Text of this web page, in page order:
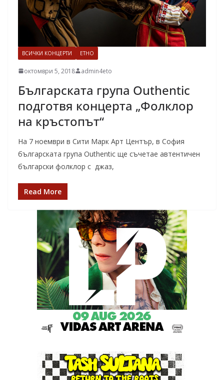
ВСИЧКИ КОНЦЕРТИ ЕТНО
октомври 5, 2018 admin4eto
Българската група Outhentic
подготвя концерта „Фолклор
на кръстопът“
На 7 ноември в Сити Марк Арт Център, в София
българската група Outhentic ще съчетае автентичен
български фолклор с джаз,
Read More